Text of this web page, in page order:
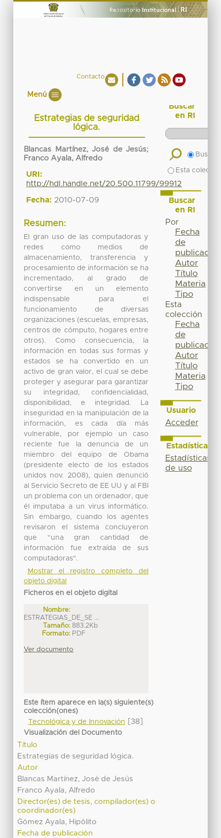
Contacto
Menú
Estrategias de seguridad
lógica.
Blancas Martínez, José de Jesús;
Franco Ayala, Alfredo
URI:
http://hdl.handle.net/20.500.11799/99912
Fecha: 2010-07-09
Resumen:
El gran uso de las computadoras y
redes como medios de
almacenamiento, transferencia y
procesamiento de información se ha
incrementado, al grado de
convertirse en un elemento
indispensable para el
funcionamiento de diversas
organizaciones (escuelas, empresas,
centros de cómputo, hogares entre
otros). Como consecuencia, la
información en todas sus formas y
estados se ha convertido en un
activo de gran valor, el cual se debe
proteger y asegurar para garantizar
su integridad, confidencialidad,
disponibilidad, e integridad. La
inseguridad en la manipulación de la
información, es cada día más
vulnerable, por ejemplo un caso
reciente fue la denuncia de un
miembro del equipo de Obama
(presidente electo de los estados
unidos nov. 2008), quien denunció
al Servicio Secreto de EE UU y al FBI
un problema con un ordenador, que
él imputaba a un virus informático.
Sin embargo, cuando los agentes
revisaron el sistema concluyeron
que “una gran cantidad de
información fue extraída de sus
computadoras".
Mostrar el registro completo del
objeto digital
Ficheros en el objeto digital
Nombre:
ESTRATEGIAS_DE_SE ...
Tamaño: 883.2Kb
Formato: PDF
Ver documento
Este ítem aparece en la(s) siguiente(s)
colección(ones)
Tecnológica y de Innovación
[38]
Visualización del Documento
Título
Estrategias de seguridad lógica.
Autor
Blancas Martínez, José de Jesús
Franco Ayala, Alfredo
Director(es) de tesis, compilador(es) o
coordinador(es)
Gómez Ayala, Hipólito
Fecha de publicación
Buscar
en RI
Buscar
Esta
Buscar
en RI
Por
Fecha
de
publicación
Autor
Título
Materia
Tipo
Esta
colección
Fecha
de
publicación
Autor
Título
Materia
Tipo
Usuario
Acceder
Estadísticas
Estadísticas
de uso